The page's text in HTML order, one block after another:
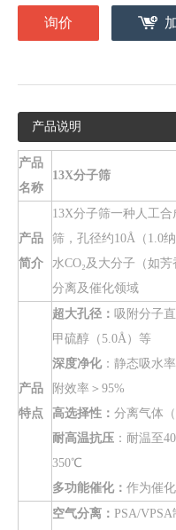
询价
产品说明
产品
名称
13X分子筛
产品
简介
13X分子筛一种人工
筛，孔径约10Å（1.0
水CO₂及大分子（如
分离及催化领域
产品
特点
超大孔径： 吸附分子直
甲硫醇（5.0Å）等
深度净化 ：静态吸水
附效率＞95%
高选择性： 分离气体
耐高温抗压 ：耐温至
350℃
多功能催化： 作为催
空气分离： PSA/